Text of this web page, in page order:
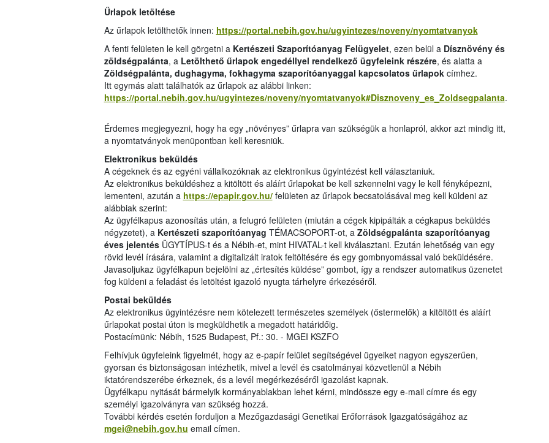
Űrlapok letöltése
Az űrlapok letölthetők innen: https://portal.nebih.gov.hu/ugyintezes/noveny/nyomtatvanyok
A fenti felületen le kell görgetni a Kertészeti Szaporítóanyag Felügyelet, ezen belül a Dísznövény és
zöldségpalánta, aLetölthető űrlapok engedéllyel rendelkező ügyfeleink részére, és alatta a
Zöldségpalánta, dughagyma, fokhagyma szaporítóanyaggal kapcsolatos űrlapok címhez.
Itt egymás alatt találhatók az űrlapok az alábbi linken:
https://portal.nebih.gov.hu/ugyintezes/noveny/nyomtatvanyok#Disznoveny_es_Zoldsegpalanta.
Érdemes megjegyezni, hogy ha egy „növényes” űrlapra van szükségük a honlapról, akkor azt mindig itt,
a nyomtatványok menüpontban kell keresniük.
Elektronikus beküldés
A cégeknek és az egyéni vállalkozóknak az elektronikus ügyintézést kell választaniuk.
Az elektronikus beküldéshez a kitöltött és aláírt űrlapokat be kell szkennelni vagy le kell fényképezni,
lementeni, azután a https://epapir.gov.hu/felületen az űrlapok becsatolásával meg kell küldeni az
alábbiak szerint:
Az ügyfélkapus azonosítás után, a felugró felületen (miután a cégek kipipálták a cégkapus beküldés
négyzetet), a Kertészeti szaporítóanyag TÉMACSOPORT-ot, a Zöldségpalánta szaporítóanyag
éves jelentésÜGYTÍPUS-t és a Nébih-et, mint HIVATAL-t kell kiválasztani. Ezután lehetőség van egy
rövid levél írására, valamint a digitalizált iratok feltöltésére és egy gombnyomással való beküldésére.
Javasoljukaz ügyfélkapun bejelölni az „értesítés küldése” gombot, így a rendszer automatikus üzenetet
fog küldeni a feladást és letöltést igazoló nyugta tárhelyre érkezéséről.
Postai beküldés
Az elektronikus ügyintézésre nem kötelezett természetes személyek (őstermelők) a kitöltött és aláírt
űrlapokat postai úton is megküldhetik a megadott határidőig.
Postacímünk: Nébih, 1525 Budapest, Pf.: 30. - MGEI KSZFO
Felhívjuk ügyfeleink figyelmét, hogy az e-papír felület segítségével ügyeiket nagyon egyszerűen,
gyorsan és biztonságosan intézhetik, mivel a levél és csatolmányai közvetlenül a Nébih
iktatórendszerébe érkeznek, és a levél megérkezéséről igazolást kapnak.
Ügyfélkapu nyitását bármelyik kormányablakban lehet kérni, mindössze egy e-mail címre és egy
személyi igazolványra van szükség hozzá.
További kérdés esetén forduljon a Mezőgazdasági Genetikai Erőforrások Igazgatóságához az
mgei@nebih.gov.hu email címen.